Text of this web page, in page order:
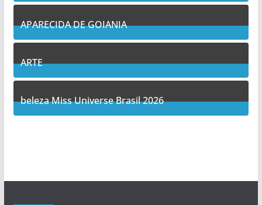
11Posts
APARECIDA DE GOIANIA
13Posts
ARTE
5Posts
beleza Miss Universe Brasil 2026